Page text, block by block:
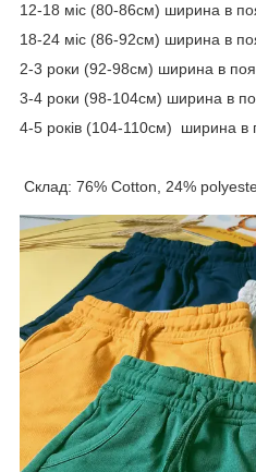
12-18 міс (80-86см) ширина в
18-24 міс (86-92см) ширина в
2-3 роки (92-98см) ширина в
3-4 роки (98-104см) ширина в
4-5 років (104-110см) ширина в
Склад: 76% Cotton, 24%